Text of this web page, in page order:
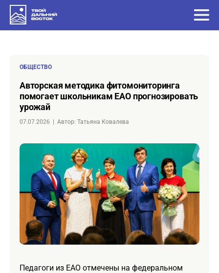
ОБЩЕСТВО
Авторская методика фитомониторинга
помогает школьникам ЕАО прогнозировать
урожай
07.07.2026 Автор: Татьяна Ковалева
Педагоги из ЕАО отмечены на федеральном